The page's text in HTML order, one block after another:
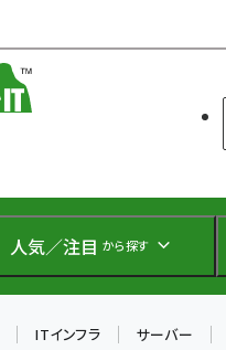
人気／注目 から探す
ITインフラ サーバー